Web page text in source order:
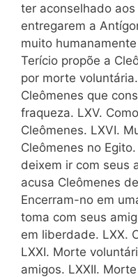
ter aconselhado
entregarem a
muito
Terício propõe a
por morte
Cleômenes que
fraqueza. LXV.
Cleômenes. LXVI.
Cleômenes no
deixem ir com seus
acusa Cleômenes
Encerram-no em
toma com seus
em liberdade. LXX.
LXXI. Morte
amigos. LXXII.